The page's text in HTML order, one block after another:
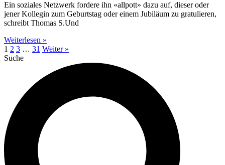
Ein soziales Netzwerk fordere ihn «allpott» dazu auf, dieser oder
jener Kollegin zum Geburtstag oder einem Jubiläum zu gratulieren,
schreibt Thomas S.Und
Weiterlesen »
1 2 3 … 31 Weiter »
Suche